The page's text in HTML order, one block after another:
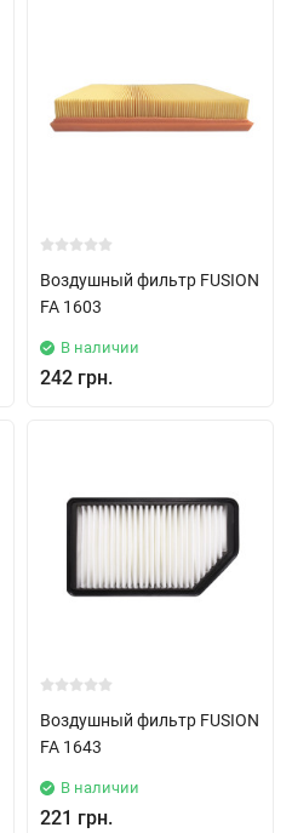
Воздушный фильтр FUSION
FA 1603
В наличии
242 грн.
Воздушный фильтр FUSION
FA 1643
В наличии
221 грн.